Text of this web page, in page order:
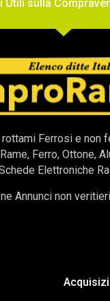
sulla
Ferrosi e non
Ferro, Ottone,
Elettroniche
Annunci non